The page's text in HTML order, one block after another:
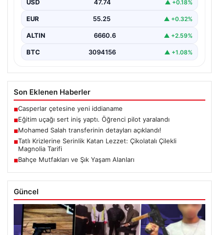
USD 47.74 ▲ +0.18%
EUR 55.25 ▲ +0.32%
ALTIN 6660.6 ▲ +2.59%
BTC 3094156 ▲ +1.08%
Son Eklenen Haberler
■Casperlar çetesine yeni iddianame
■Eğitim uçağı sert iniş yaptı. Öğrenci pilot yaralandı
■Mohamed Salah transferinin detayları açıklandı!
■Tatlı Krizlerine Serinlik Katan Lezzet: Çikolatalı Çilekli
Magnolia Tarifi
■Bahçe Mutfakları ve Şık Yaşam Alanları
Güncel